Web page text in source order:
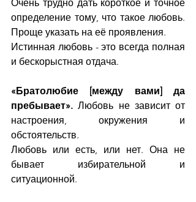
Очень трудно дать короткое и точное
определение тому, что такое любовь.
Проще указать на её проявления.
Истинная любовь - это всегда полная
и бескорыстная отдача.
«Братолюбие [между вами] да
пребывает». Любовь не зависит от
настроения, окружения и
обстоятельств.
Любовь или есть, или нет. Она не
бывает избирательной и
ситуационной.